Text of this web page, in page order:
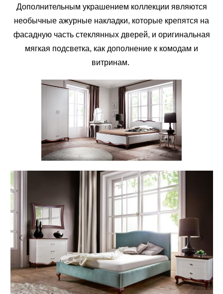
Дополнительным украшением коллекции являются
необычные ажурные накладки, которые крепятся на
фасадную часть стеклянных дверей, и оригинальная
мягкая подсветка, как дополнение к комодам и
витринам.